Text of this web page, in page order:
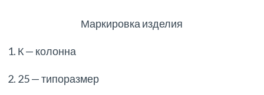
Маркировка изделия
1. К — колонна
2. 25 — типоразмер